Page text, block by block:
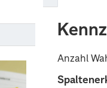
Anzahl